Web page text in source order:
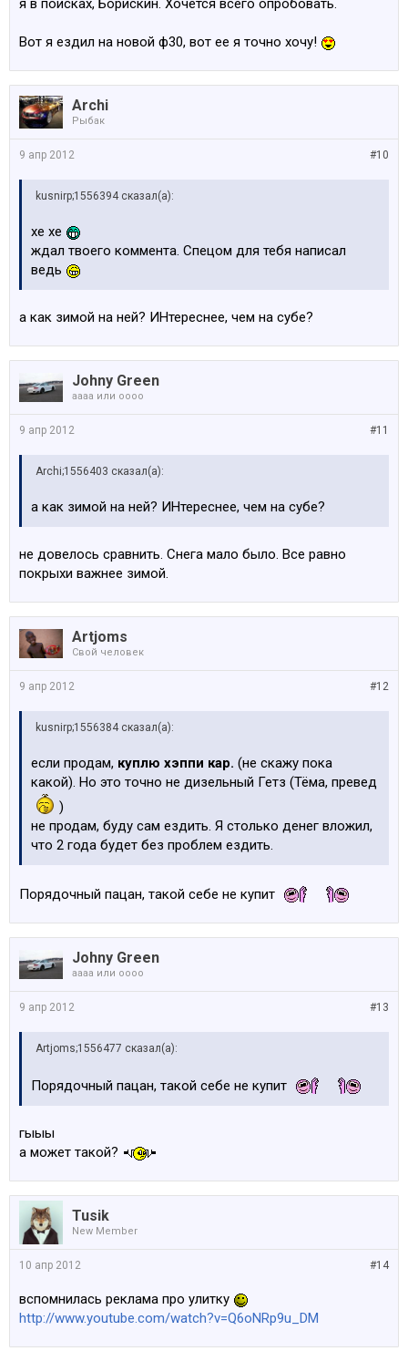
я в поисках, Борискин. Хочется всего опробовать.
Вот я ездил на новой ф30, вот ее я точно хочу!
Archi
Рыбак
#10
9 апр 2012
kusnirp;1556394 сказал(а):
хе хе
ждал твоего коммента. Спецом для тебя написал
ведь
а как зимой на ней? ИНтереснее, чем на субе?
Johny Green
аааа или оооо
#11
9 апр 2012
Archi;1556403 сказал(а):
а как зимой на ней? ИНтереснее, чем на субе?
не довелось сравнить. Снега мало было. Все равно
покрыхи важнее зимой.
Artjoms
Свой человек
#12
9 апр 2012
kusnirp;1556384 сказал(а):
если продам, куплю хэппи кар. (не скажу пока
какой). Но это точно не дизельный Гетз (Тёма, превед
)
не продам, буду сам ездить. Я столько денег вложил,
что 2 года будет без проблем ездить.
Порядочный пацан, такой себе не купит
Johny Green
аааа или оооо
#13
9 апр 2012
Artjoms;1556477 сказал(а):
Порядочный пацан, такой себе не купит
гыыы
а может такой?
Tusik
New Member
#14
10 апр 2012
вспомнилась реклама про улитку
http://www.youtube.com/watch?v=Q6oNRp9u_DM